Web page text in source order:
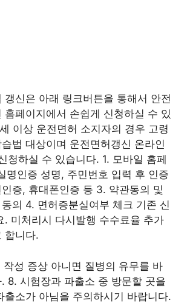
갱신은 아래 링크버튼을 통해서 안전
홈페이지에서 손쉽게 신청하실 수 있
이상 운전면허 소지자의 경우 고령
법 대상이며 운전면허갱신 온라인
청하실 수 있습니다. 1. 모바일 홈페
명인증 성명, 주민번호 입력 후 인증
증, 휴대폰인증 등 3. 약관동의 및
의 4. 면허증분실여부 체크 기존 신
. 미처리시 다시발행 수수료율 추가
합니다.
작성 증상 아니면 질병의 유무를 바
8. 시험장과 파출소 중 방문할 곳을
출소가 아님을 주의하시기 바랍니다.